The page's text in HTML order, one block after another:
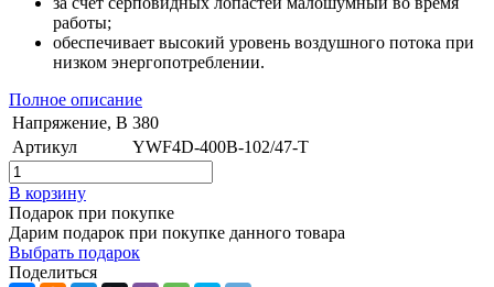
работы;
обеспечивает высокий уровень воздушного потока при
низком энергопотреблении.
Полное описание
Напряжение, В 380
Артикул
YWF4D-400B-102/47-T
В корзину
Подарок при покупке
Дарим подарок при покупке данного товара
Выбрать подарок
Поделиться